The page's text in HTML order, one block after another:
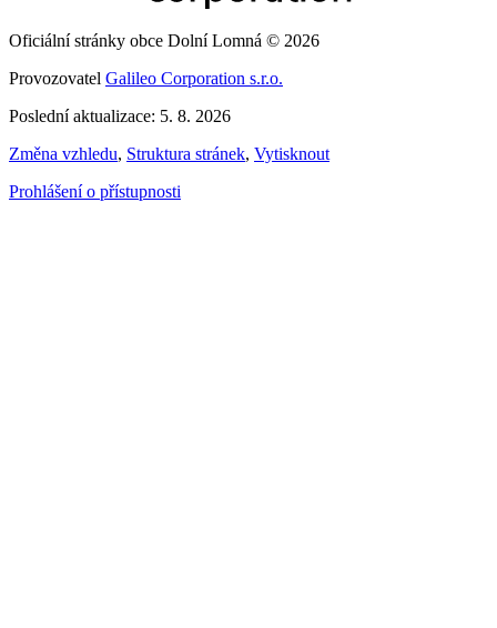
Oficiální stránky obce Dolní Lomná © 2026
Provozovatel Galileo Corporation s.r.o.
Poslední aktualizace: 5. 8. 2026
Změna vzhledu, Struktura stránek, Vytisknout
Prohlášení o přístupnosti